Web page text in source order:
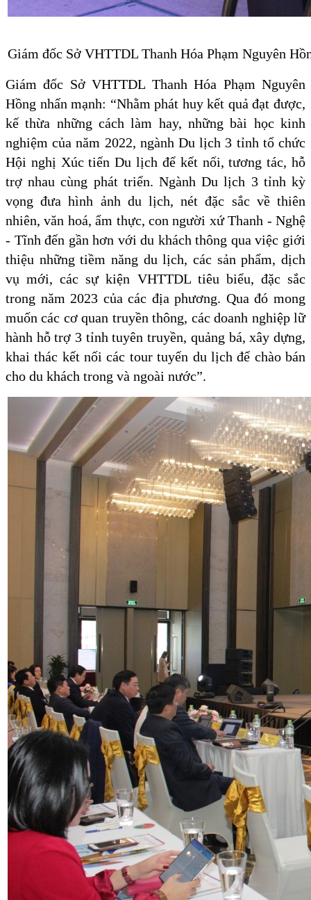
Giám đốc Sở VHTTDL Thanh Hóa Phạm Nguyên
Giám đốc Sở VHTTDL Thanh Hóa Phạm Nguyên
Hồng nhấn mạnh: “Nhằm phát huy kết quả đạt được,
kế thừa những cách làm hay, những bài học kinh
nghiệm của năm 2022, ngành Du lịch 3 tỉnh tổ chức
Hội nghị Xúc tiến Du lịch để kết nối, tương tác, hỗ
trợ nhau cùng phát triển. Ngành Du lịch 3 tỉnh kỳ
vọng đưa hình ảnh du lịch, nét đặc sắc về thiên
nhiên, văn hoá, ẩm thực, con người xứ Thanh - Nghệ
- Tĩnh đến gần hơn với du khách thông qua việc giới
thiệu những tiềm năng du lịch, các sản phẩm, dịch
vụ mới, các sự kiện VHTTDL tiêu biểu, đặc sắc
trong năm 2023 của các địa phương. Qua đó mong
muốn các cơ quan truyền thông, các doanh nghiệp lữ
hành hỗ trợ 3 tỉnh tuyên truyền, quảng bá, xây dựng,
khai thác kết nối các tour tuyến du lịch để chào bán
cho du khách trong và ngoài nước”.